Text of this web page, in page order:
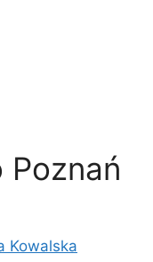
Poznań
Kowalska